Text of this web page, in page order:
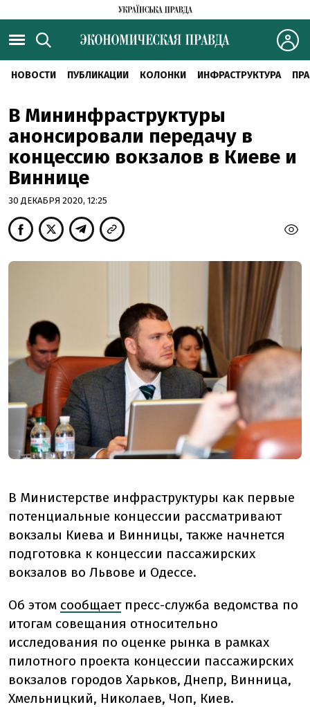
НОВОСТИ ПУБЛИКАЦИИ КОЛОНКИ ИНФРАСТРУКТУРА
В Мининфраструктуры
анонсировали передачу в
концессию вокзалов в Киеве и
Виннице
30 ДЕКАБРЯ 2020, 12:25
В Министерстве инфраструктуры как первые
потенциальные концессии рассматривают
вокзалы Киева и Винницы, также начнется
подготовка к концессии пассажирских
вокзалов во Львове и Одессе.
Об этом сообщаетпресс-служба ведомства по
итогам совещания относительно
исследования по оценке рынка в рамках
пилотного проекта концессии пассажирских
вокзалов городов Харьков, Днепр, Винница,
Хмельницкий, Николаев, Чоп, Киев.